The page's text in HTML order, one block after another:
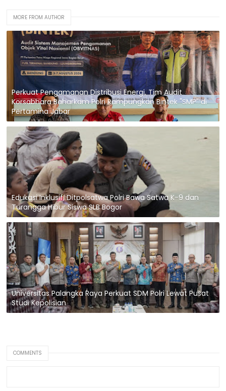
MORE FROM AUTHOR
Perkuat Pengamanan Distribusi Energi, Tim Audit
Korsabhara Baharkam Polri Rampungkan Bintek "SMP" di
Pertamina Jabar
Edukasi Inklusif, Ditpolsatwa Polri Bawa Satwa K-9 dan
Turangga Hibur Siswa SLB Bogor
Universitas Palangka Raya Perkuat SDM Polri Lewat Pusat
Studi Kepolisian
COMMENTS